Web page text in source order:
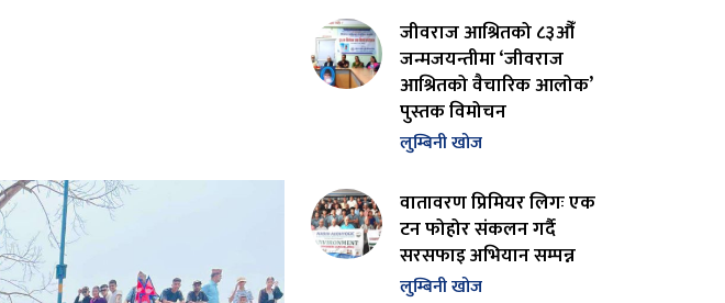
जीवराज आश्रितको ८३औँ
जन्मजयन्तीमा ‘जीवराज
आश्रितको वैचारिक आलोक’
पुस्तक विमोचन
लुम्बिनी खोज
वातावरण प्रिमियर लिगः एक
टन फोहोर संकलन गर्दै
सरसफाइ अभियान सम्पन्न
लुम्बिनी खोज